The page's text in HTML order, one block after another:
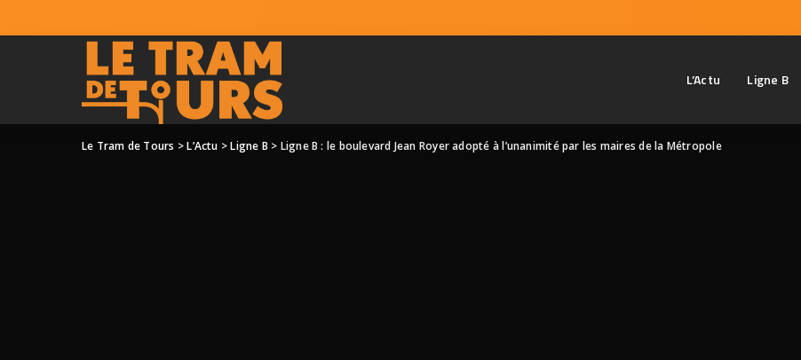
L’Actu Ligne B
Le Tram de Tours >L’Actu >Ligne B > Ligne B : le boulevard Jean Royer adopté à l’unanimité par les maires de la Métropole